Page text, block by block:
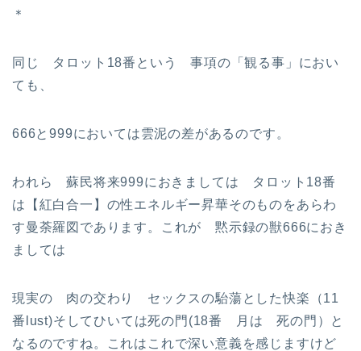
＊
同じ タロット18番という 事項の「観る事」におい
ても、
666と999においては雲泥の差があるのです。
われら 蘇民将来999におきましては タロット18番
は【紅白合一】の性エネルギー昇華そのものをあらわ
す曼荼羅図であります。これが 黙示録の獣666におき
ましては
現実の 肉の交わり セックスの駘蕩とした快楽（11
番lust)そしてひいては死の門(18番 月は 死の門）と
なるのですね。これはこれで深い意義を感じますけど